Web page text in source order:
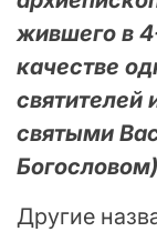
жившего в
качестве
святителей
святыми
Другие